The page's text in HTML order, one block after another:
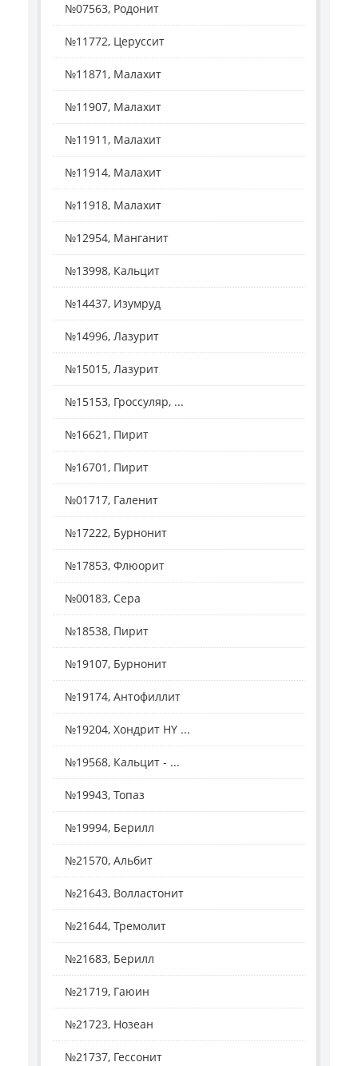
№07563, Родонит
№11772, Церуссит
№11871, Малахит
№11907, Малахит
№11911, Малахит
№11914, Малахит
№11918, Малахит
№12954, Манганит
№13998, Кальцит
№14437, Изумруд
№14996, Лазурит
№15015, Лазурит
№15153, Гроссуляр, ...
№16621, Пирит
№16701, Пирит
№01717, Галенит
№17222, Бурнонит
№17853, Флюорит
№00183, Сера
№18538, Пирит
№19107, Бурнонит
№19174, Антофиллит
№19204, Хондрит HY ...
№19568, Кальцит - ...
№19943, Топаз
№19994, Берилл
№21570, Альбит
№21643, Волластонит
№21644, Тремолит
№21683, Берилл
№21719, Гаюин
№21723, Нозеан
№21737, Гессонит